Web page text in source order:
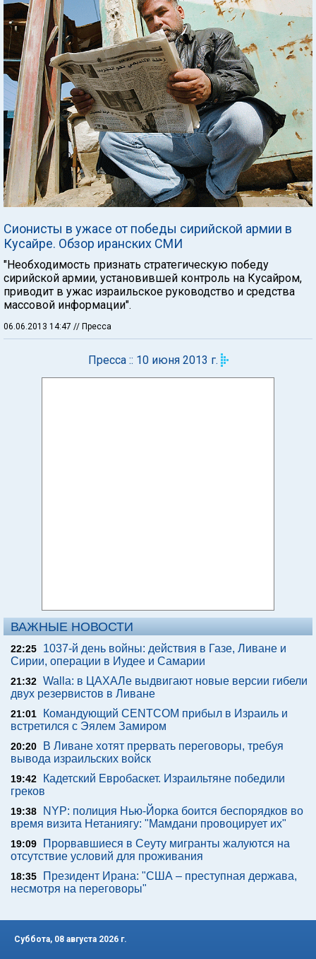
Сионисты в ужасе от победы сирийской армии в
Кусайре. Обзор иранских СМИ
"Необходимость признать стратегическую победу
сирийской армии, установившей контроль на Кусайром,
приводит в ужас израильское руководство и средства
массовой информации".
06.06.2013 14:47 // Пресса
Пресса :: 10 июня 2013 г.
ВАЖНЫЕ НОВОСТИ
22:25
1037-й день войны: действия в Газе, Ливане и
Сирии, операции в Иудее и Самарии
21:32 Walla: в ЦАХАЛе выдвигают новые версии гибели
двух резервистов в Ливане
21:01
Командующий CENTCOM прибыл в Израиль и
встретился с Эялем Замиром
20:20
В Ливане хотят прервать переговоры, требуя
вывода израильских войск
19:42
Кадетский Евробаскет. Израильтяне победили
греков
19:38
NYP: полиция Нью-Йорка боится беспорядков во
время визита Нетаниягу: "Мамдани провоцирует их"
19:09
Прорвавшиеся в Сеуту мигранты жалуются на
отсутствие условий для проживания
18:35
Президент Ирана: "США – преступная держава,
несмотря на переговоры"
Суббота, 08 августа 2026 г.